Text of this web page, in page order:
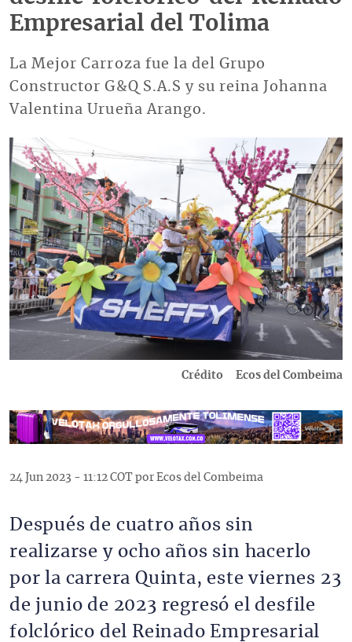
Empresarial del Tolima
La Mejor Carroza fue la del Grupo
Constructor G&Q S.A.S y su reina Johanna
Valentina Urueña Arango.
Imagen
Crédito Ecos del Combeima
24 Jun 2023 - 11:12 COT por Ecos del Combeima
Después de cuatro años sin
realizarse y ocho años sin hacerlo
por la carrera Quinta, este viernes 23
de junio de 2023 regresó el desfile
folclórico del Reinado Empresarial